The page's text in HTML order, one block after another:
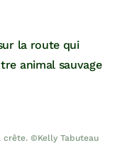
la route qui
animal sauvage
crête. ©Kelly Tabuteau